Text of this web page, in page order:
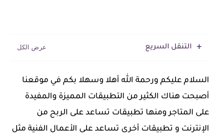
التنقل السريع
‏السلام عليكم ورحمة الله أهلا وسهلا بكم في موقعنا
أصبحت هناك الكثير من التطبيقات المميزة والمفيدة
على المتاجر ومنها تطبيقات تساعد على الربح من
الإنترنت و تطبيقات أخرى تساعد على الأعمال الفنية مثل